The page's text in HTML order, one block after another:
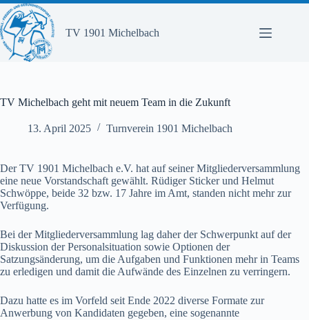
Zum
Inhalt
springen
TV 1901 Michelbach
TV Michelbach geht mit neuem Team in die Zukunft
13. April 2025 Turnverein 1901 Michelbach
Der TV 1901 Michelbach e.V. hat auf seiner Mitgliederversammlung
eine neue Vorstandschaft gewählt. Rüdiger Sticker und Helmut
Schwöppe, beide 32 bzw. 17 Jahre im Amt, standen nicht mehr zur
Verfügung.
Bei der Mitgliederversammlung lag daher der Schwerpunkt auf der
Diskussion der Personalsituation sowie Optionen der
Satzungsänderung, um die Aufgaben und Funktionen mehr in Teams
zu erledigen und damit die Aufwände des Einzelnen zu verringern.
Dazu hatte es im Vorfeld seit Ende 2022 diverse Formate zur
Anwerbung von Kandidaten gegeben, eine sogenannte